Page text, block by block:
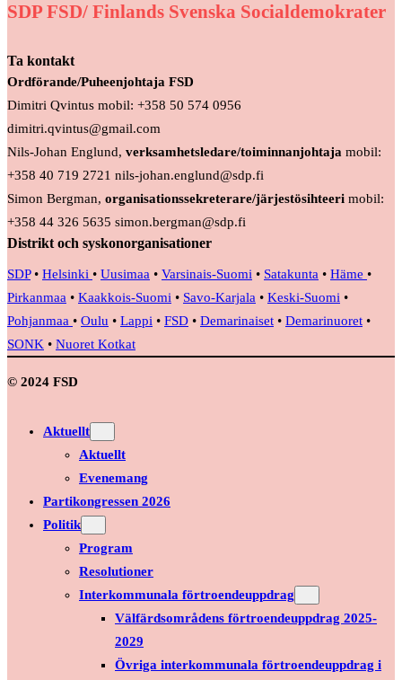
SDP FSD/ Finlands Svenska Socialdemokrater
Ta kontakt
Ordförande/Puheenjohtaja FSD
Dimitri Qvintus mobil: +358 50 574 0956
dimitri.qvintus@gmail.com
Nils-Johan Englund, verksamhetsledare/toiminnanjohtaja mobil:
+358 40 719 2721 nils-johan.englund@sdp.fi
Simon Bergman, organisationssekreterare/järjestösihteeri mobil:
+358 44 326 5635 simon.bergman@sdp.fi
Distrikt och syskonorganisationer
SDP• Helsinki • Uusimaa • Varsinais-Suomi • Satakunta • Häme •
Pirkanmaa • Kaakkois-Suomi • Savo-Karjala • Keski-Suomi •
Pohjanmaa • Oulu • Lappi • FSD • Demarinaiset • Demarinuoret •
SONK • Nuoret Kotkat
© 2024 FSD
Aktuellt
Aktuellt
Evenemang
Partikongressen 2026
Politik
Program
Resolutioner
Interkommunala förtroendeuppdrag
Välfärdsområdens förtroendeuppdrag 2025-
2029
Övriga interkommunala förtroendeuppdrag i